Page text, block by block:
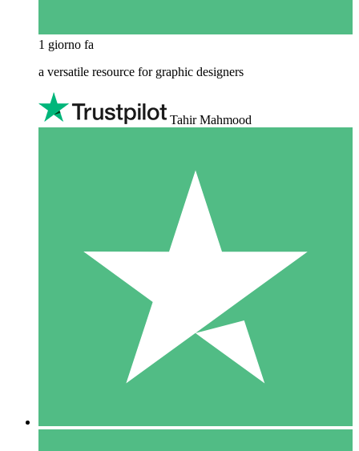
1 giorno fa
a versatile resource for graphic designers
Tahir Mahmood